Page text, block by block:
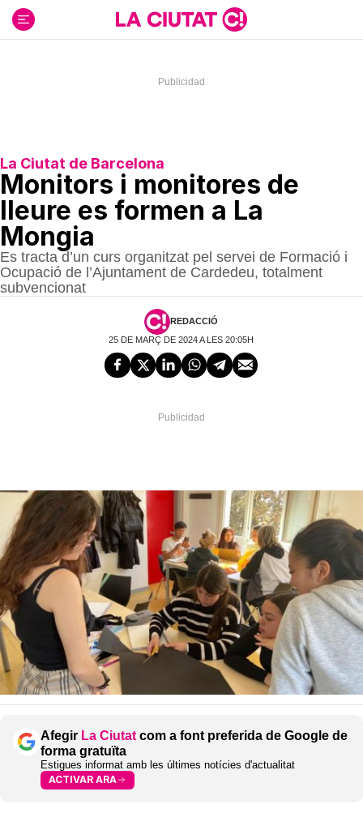
contenido
La Ciutat de Barcelona
Monitors i monitores de
lleure es formen a La
Mongia
Es tracta d’un curs organitzat pel servei de Formació i
Ocupació de l’Ajuntament de Cardedeu, totalment
subvencionat
REDACCIÓ
25 DE MARÇ DE 2024 A LES 20:05H
Afegir La Ciutat com a font preferida de Google de
forma gratuïta
Estigues informat amb les últimes notícies d'actualitat
ACTIVAR ARA